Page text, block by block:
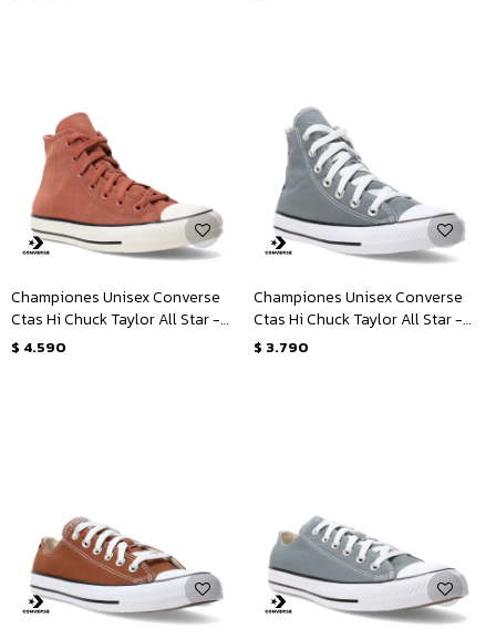
Championes Unisex Converse
Ctas Hi Chuck Taylor All Star -
Marrón - Blanco
$ 4.590
Championes Unisex Converse
Ctas Hi Chuck Taylor All Star -
Gris
$ 3.790